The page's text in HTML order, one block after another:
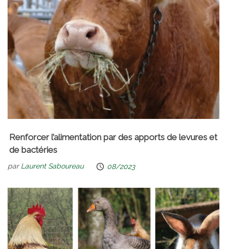
Renforcer l’alimentation par des apports de levures et
de bactéries
parLaurent Saboureau 08/2023